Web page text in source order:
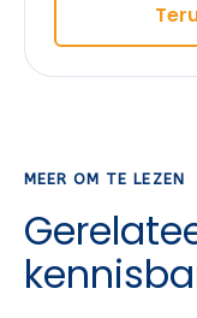
MEER OM TE LEZEN